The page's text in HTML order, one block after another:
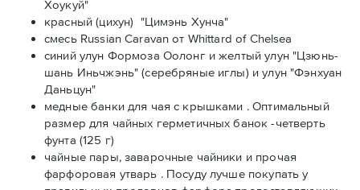
Хоукуй"
красный (цихун) "Цимэнь Хунча"
смесь Russian Caravan от Whittard of Chelsea
синий улун Формоза Оолонг и желтый улун "Цзюнь-
шань Иньчжэнь" (серебряные иглы) и улун "Фэнхуан
Даньцун"
медные банки для чая с крышками . Оптимальный
размер для чайных герметичных банок -четверть
фунта (125 г)
чайные пары, заварочные чайники и прочая
фарфоровая утварь . Посуду лучше покупать у